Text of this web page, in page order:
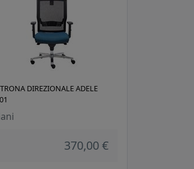
DIREZIONALE ADELE
370,00 €